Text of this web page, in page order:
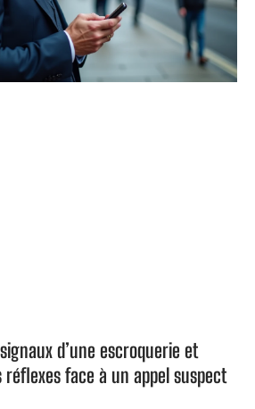
d’une escroquerie et
réflexes face à un appel suspect